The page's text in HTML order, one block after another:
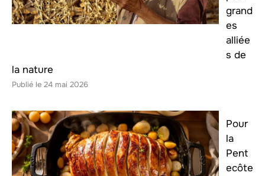
grand
es
alliée
s de
la nature
24 mai 2026
Pour
la
Pent
ecôte